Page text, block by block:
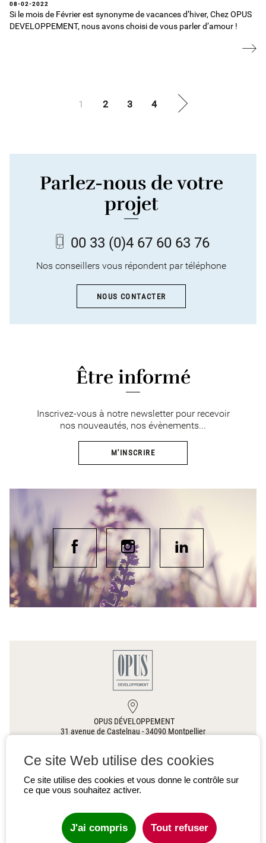
08-02-2022
Si le mois de Février est synonyme de vacances d’hiver, Chez OPUS
DEVELOPPEMENT, nous avons choisi de vous parler d’amour !
1 2 3 4
Parlez-nous de votre
projet
00 33 (0)4 67 60 63 76
Nos conseillers vous répondent par téléphone
NOUS CONTACTER
Être informé
Inscrivez-vous à notre newsletter pour recevoir
nos nouveautés, nos évènements...
M'INSCRIRE
OPUS DÉVELOPPEMENT
31 avenue de Castelnau -34090 Montpellier
00 33(0)4 67 60 63 76
CONTACTEZ-NOUS
Ce site Web utilise des cookies
Ce site utilise des cookies et vous donne le contrôle sur
ce que vous souhaitez activer.
J'ai compris Tout refuser